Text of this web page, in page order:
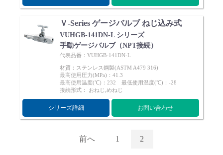
Ｖ-Series ゲージバルブ ねじ込み式
VUHGB-141DN-L シリーズ
手動ゲージバルブ（NPT接続）
代表品番：VUHGB-141DN-L
材質：ステンレス鋼製(ASTM A479 316)
最高使用圧力(MPa)：41.3
最高使用温度(℃)：232 最低使用温度(℃)：-28
接続形式： おねじ,めねじ
シリーズ詳細 お問い合わせ
前へ 1 2